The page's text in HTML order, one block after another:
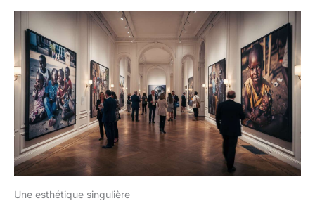
Une esthétique singulière